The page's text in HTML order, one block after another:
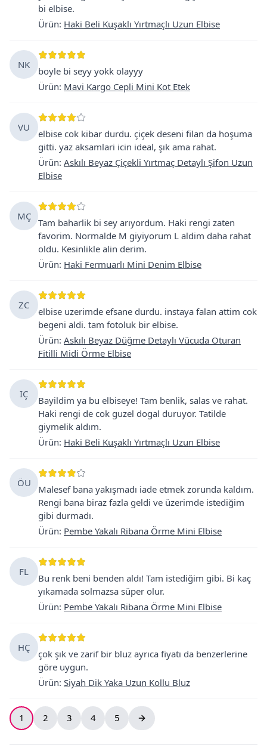
bi elbise.
Ürün: Haki Beli Kuşaklı Yırtmaçlı Uzun Elbise
NK
boyle bi seyy yokk olayyy
Ürün: Mavi Kargo Cepli Mini Kot Etek
VU
elbise cok kibar durdu. çiçek deseni filan da hoşuma
gitti. yaz aksamlari icin ideal, şık ama rahat.
Ürün: Askılı Beyaz Çiçekli Yırtmaç Detaylı Şifon Uzun
Elbise
MÇ
Tam baharlik bi sey arıyordum. Haki rengi zaten
favorim. Normalde M giyiyorum L aldim daha rahat
oldu. Kesinlikle alin derim.
Ürün: Haki Fermuarlı Mini Denim Elbise
ZC
elbise uzerimde efsane durdu. instaya falan attim cok
begeni aldi. tam fotoluk bir elbise.
Ürün: Askılı Beyaz Düğme Detaylı Vücuda Oturan
Fitilli Midi Örme Elbise
IÇ
Bayildim ya bu elbiseye! Tam benlik, salas ve rahat.
Haki rengi de cok guzel dogal duruyor. Tatilde
giymelik aldım.
Ürün: Haki Beli Kuşaklı Yırtmaçlı Uzun Elbise
ÖU
Malesef bana yakışmadı iade etmek zorunda kaldım.
Rengi bana biraz fazla geldi ve üzerimde istediğim
gibi durmadı.
Ürün: Pembe Yakalı Ribana Örme Mini Elbise
FL
Bu renk beni benden aldı! Tam istediğim gibi. Bi kaç
yıkamada solmazsa süper olur.
Ürün: Pembe Yakalı Ribana Örme Mini Elbise
HÇ
çok şık ve zarif bir bluz ayrıca fiyatı da benzerlerine
göre uygun.
Ürün: Siyah Dik Yaka Uzun Kollu Bluz
1 2 3 4 5